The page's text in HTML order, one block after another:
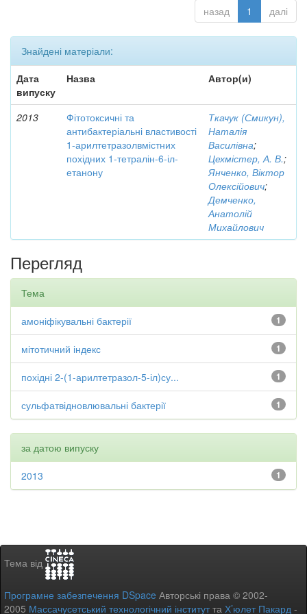
назад 1 далі
Знайдені матеріали:
Дата
випуску
Назва Автор(и)
2013
Фітотоксичні та
антибактеріальні властивості
1-арилтетразолвмістних
похідних 1-тетралін-6-іл-
етанону
Ткачук (Смикун),
Наталія
Василівна;
Цехмістер, А. В.;
Янченко, Віктор
Олексійович;
Демченко,
Анатолій
Михайлович
Перегляд
Тема
1
амоніфікувальні бактерії
1
мітотичний індекс
1
похідні 2-(1-арилтетразол-5-іл)су...
1
сульфатвідновлювальні бактерії
за датою випуску
1
2013
Тема від
Програмне забезпечення DSpace Авторські права © 2002-
2005 Массачусетський технологічний інститутта Х’юлет Пакард -